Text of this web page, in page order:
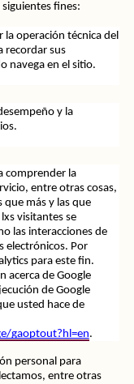
fines:
la operación técnica del
recordar sus
navega en el sitio.
y la
comprender la
entre otras cosas,
que más y las que
visitantes se
las interacciones de
electrónicos. Por
para este fin.
acerca de Google
de Google
usted hace de
gaoptout?hl=en.
personal para
entre otras